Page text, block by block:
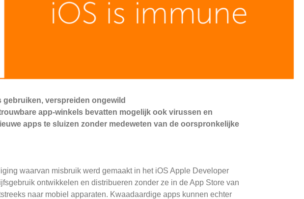
gebruiken, verspreiden ongewild
app-winkels bevatten mogelijk ook virussen en
apps te sluizen zonder medeweten van de oorspronkelijke
waarvan misbruik werd gemaakt in het iOS Apple Developer
ontwikkelen en distribueren zonder ze in de App Store van
naar mobiel apparaten. Kwaadaardige apps kunnen echter